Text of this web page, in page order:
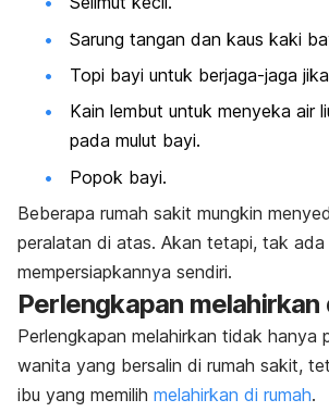
Sarung tangan dan kaus kaki
Topi bayi untuk berjaga-jaga
Kain lembut untuk menyeka air
pada mulut bayi.
Popok bayi.
Beberapa rumah sakit mungkin
peralatan di atas. Akan tetapi, tak ada
mempersiapkannya sendiri.
Perlengkapan melahirkan
Perlengkapan melahirkan tidak hanya
wanita yang bersalin di rumah sakit,
ibu yang memilih melahirkan di rumah.